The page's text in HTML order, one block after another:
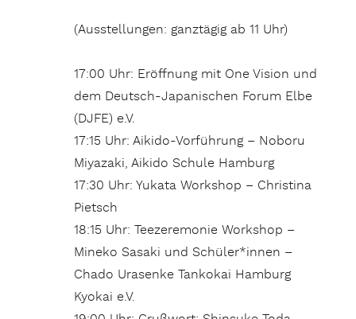
(Ausstellungen: ganztägig ab 11 Uhr)
17:00 Uhr: Eröffnung mit One Vision und
dem Deutsch-Japanischen Forum Elbe
(DJFE) e.V.
17:15 Uhr: Aikido-Vorführung – Noboru
Miyazaki, Aikido Schule Hamburg
17:30 Uhr: Yukata Workshop – Christina
Pietsch
18:15 Uhr: Teezeremonie Workshop –
Mineko Sasaki und Schüler*innen –
Chado Urasenke Tankokai Hamburg
Kyokai e.V.